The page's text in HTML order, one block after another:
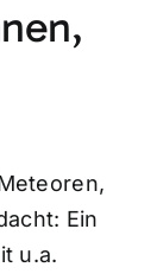
Ein
u.a.